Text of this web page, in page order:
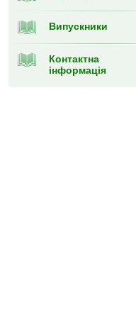
Випускники
Контактна
інформація